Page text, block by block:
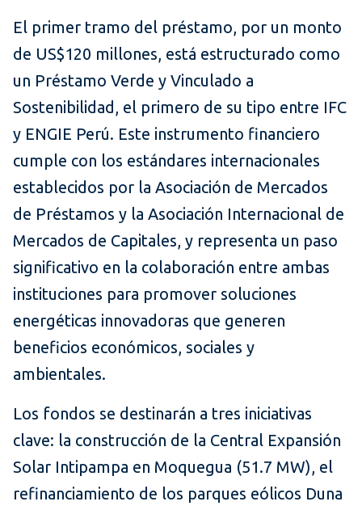
El primer tramo del préstamo, por un monto
de US$120 millones, está estructurado como
un Préstamo Verde y Vinculado a
Sostenibilidad, el primero de su tipo entre IFC
y ENGIE Perú. Este instrumento financiero
cumple con los estándares internacionales
establecidos por la Asociación de Mercados
de Préstamos y la Asociación Internacional de
Mercados de Capitales, y representa un paso
significativo en la colaboración entre ambas
instituciones para promover soluciones
energéticas innovadoras que generen
beneficios económicos, sociales y
ambientales.
Los fondos se destinarán a tres iniciativas
clave: la construcción de la Central Expansión
Solar Intipampa en Moquegua (51.7 MW), el
refinanciamiento de los parques eólicos Duna